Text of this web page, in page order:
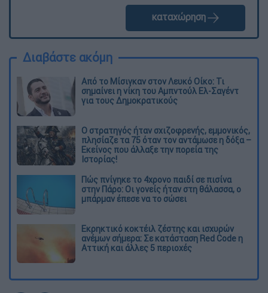
καταχώρηση
Διαβάστε ακόμη
Από το Μίσιγκαν στον Λευκό Οίκο: Τι
σημαίνει η νίκη του Αμπντούλ Ελ-Σαγέντ
για τους Δημοκρατικούς
O στρατηγός ήταν σχιζοφρενής, εμμονικός,
πλησίαζε τα 75 όταν τον αντάμωσε η δόξα –
Εκείνος που άλλαξε την πορεία της
Ιστορίας!
Πώς πνίγηκε το 4χρονο παιδί σε πισίνα
στην Πάρο: Οι γονείς ήταν στη θάλασσα, ο
μπάρμαν έπεσε να το σώσει
Εκρηκτικό κοκτέιλ ζέστης και ισχυρών
ανέμων σήμερα: Σε κατάσταση Red Code η
Αττική και άλλες 5 περιοχές